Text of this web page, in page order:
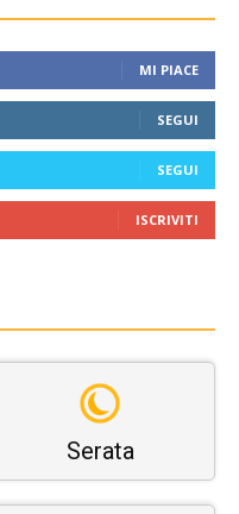
MI PIACE
SEGUI
SEGUI
ISCRIVITI
Serata